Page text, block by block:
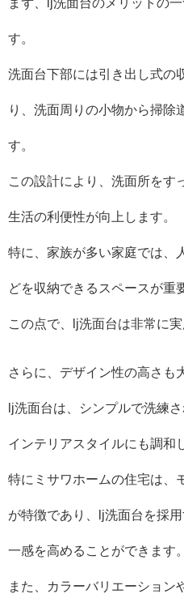
す。
洗面台下部には引き出し式の
り、洗面周りの小物から掃除
す。
この設計により、洗面所をす
生活の利便性が向上します。
特に、家族が多い家庭では、
どを収納できるスペースが重
この点で、lj洗面台は非常に実
さらに、デザイン性の高さも
lj洗面台は、シンプルで洗練
インテリアスタイルにも調和
特にミサワホームの住宅は、
が特徴であり、lj洗面台を採
一感を高めることができます。
また、カラーバリエーション